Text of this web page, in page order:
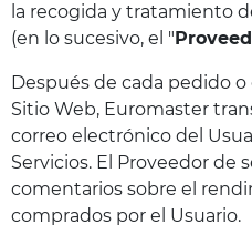
la recogida y tratamiento
(en lo sucesivo, el "
Después de cada pedido o
Sitio Web, Euromaster
correo electrónico del
Servicios. El Proveedor de
comentarios sobre el
comprados por el Usuario.